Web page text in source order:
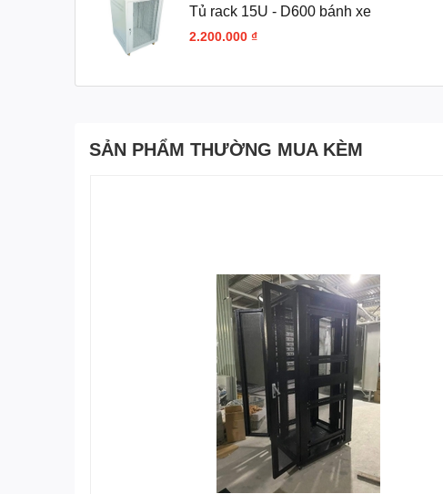
Tủ rack 15U - D600 bánh xe
2.200.000 ₫
SẢN PHẨM THƯỜNG MUA KÈM